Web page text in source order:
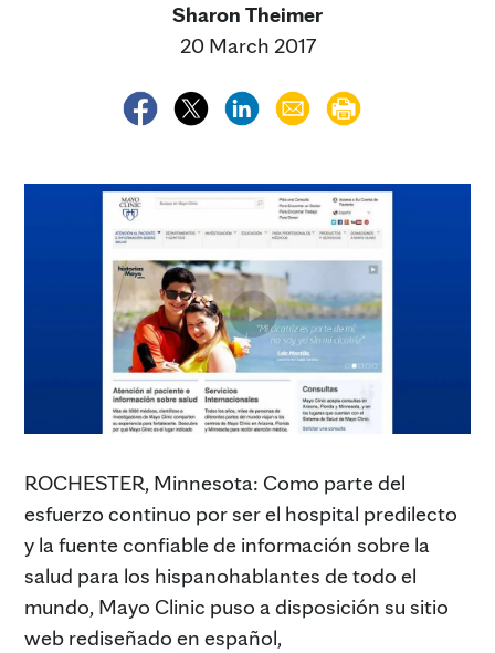
Sharon Theimer
20 March 2017
ROCHESTER, Minnesota: Como parte del
esfuerzo continuo por ser el hospital predilecto
y la fuente confiable de información sobre la
salud para los hispanohablantes de todo el
mundo, Mayo Clinic puso a disposición su sitio
web rediseñado en español,